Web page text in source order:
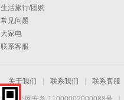
生活旅行/团购
常见问题
大家电
联系客服
关于我们 联系我们 联系客服